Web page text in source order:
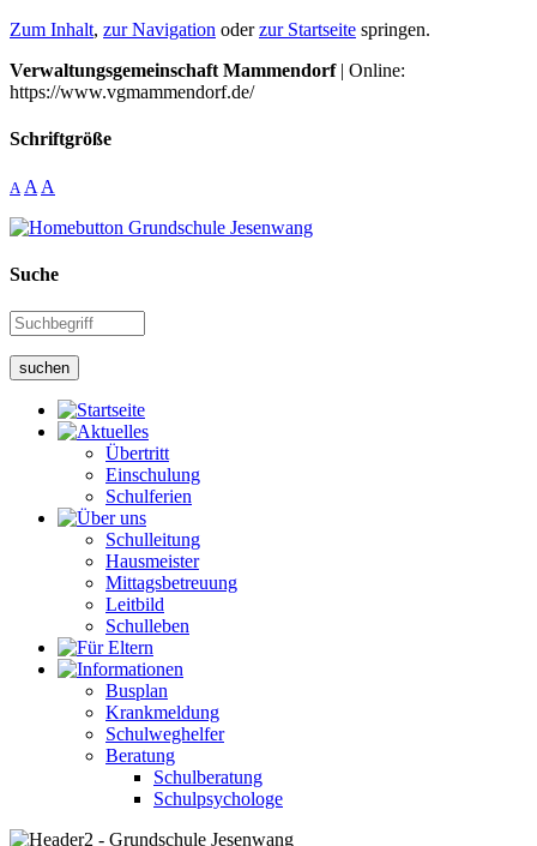
Zum Inhalt, zur Navigation oderzur Startseite springen.
Verwaltungsgemeinschaft Mammendorf| Online:
https://www.vgmammendorf.de/
Schriftgröße
A A A
Suche
suchen
Übertritt
Einschulung
Schulferien
Schulleitung
Hausmeister
Mittagsbetreuung
Leitbild
Schulleben
Busplan
Krankmeldung
Schulweghelfer
Beratung
Schulberatung
Schulpsychologe